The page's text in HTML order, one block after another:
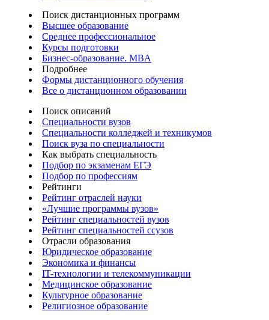
Поиск дистанционных программ
Высшее образование
Среднее профессиональное
Курсы подготовки
Бизнес-образование. MBA
Подробнее
Формы дистанционного обучения
Все о дистанционном образовании
Поиск описаний
Специальности вузов
Специальности колледжей и техникумов
Поиск вуза по специальности
Как выбрать специальность
Подбор по экзаменам ЕГЭ
Подбор по профессиям
Рейтинги
Рейтинг отраслей науки
«Лучшие программы вузов»
Рейтинг специальностей вузов
Рейтинг специальностей ссузов
Отрасли образования
Юридическое образование
Экономика и финансы
IT-технологии и телекоммуникации
Медицинское образование
Культурное образование
Религиозное образование